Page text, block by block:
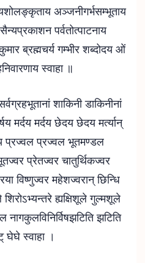
अञ्जनीगर्भसम्भूताय
पर्वतोत्पाटनाय
ब्रह्मचर्य गम्भीर शब्दोदय ओं
स्वाहा ॥
शाकिनी डाकिनीनां
मर्दय मर्दय छेदय छेदय मर्त्यान्
प्रज्वल प्रज्वल भूतमण्डल
प्रेतज्वर चातुर्थिकज्वर
विष्णुज्वर महेशज्वरान् छिन्धि
शिरोऽभ्यन्तरे ह्यक्षिशूले गुल्मशूले
झटिति
स्वाहा ।